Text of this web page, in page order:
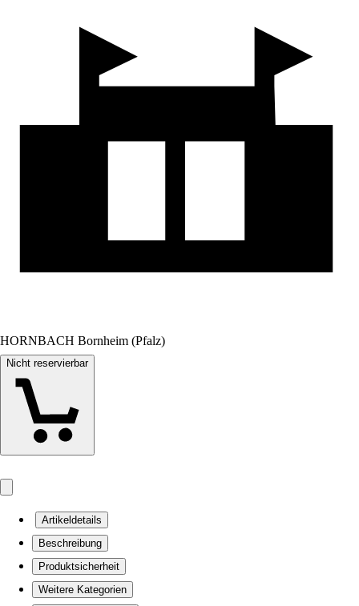
HORNBACH Bornheim (Pfalz)
Nicht reservierbar
Artikeldetails
Beschreibung
Produktsicherheit
Weitere Kategorien